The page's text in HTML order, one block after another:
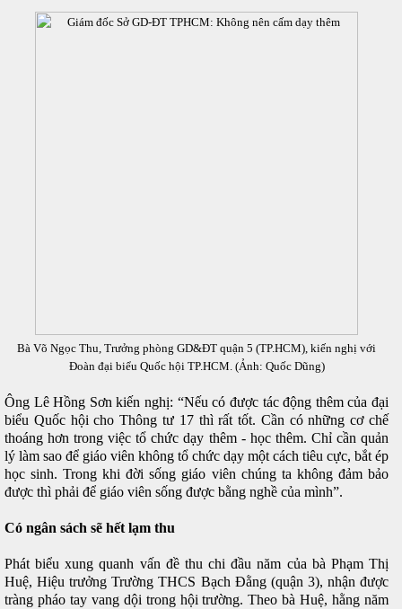
Bà Võ Ngọc Thu, Trưởng phòng GD&ĐT quận 5 (TP.HCM), kiến nghị với
Đoàn đại biểu Quốc hội TP.HCM. (Ảnh: Quốc Dũng)
Ông Lê Hồng Sơn kiến nghị: “Nếu có được tác động thêm của đại
biểu Quốc hội cho Thông tư 17 thì rất tốt. Cần có những cơ chế
thoáng hơn trong việc tổ chức dạy thêm - học thêm. Chỉ cần quản
lý làm sao để giáo viên không tổ chức dạy một cách tiêu cực, bắt ép
học sinh. Trong khi đời sống giáo viên chúng ta không đảm bảo
được thì phải để giáo viên sống được bằng nghề của mình”.
Có ngân sách sẽ hết lạm thu
Phát biểu xung quanh vấn đề thu chi đầu năm của bà Phạm Thị
Huệ, Hiệu trưởng Trường THCS Bạch Đằng (quận 3), nhận được
tràng pháo tay vang dội trong hội trường. Theo bà Huệ, hằng năm